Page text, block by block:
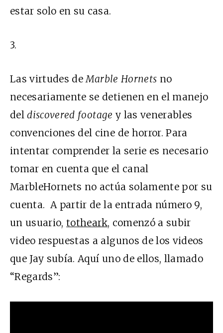
estar solo en su casa.
3.
Las virtudes deMarble Hornets no
necesariamente se detienen en el manejo
deldiscovered footage y las venerables
convenciones del cine de horror. Para
intentar comprender la serie es necesario
tomar en cuenta que el canal
MarbleHornets no actúa solamente por su
cuenta. A partir de la entrada número 9,
un usuario,totheark, comenzó a subir
video respuestas a algunos de los videos
que Jay subía. Aquí uno de ellos, llamado
“Regards”: